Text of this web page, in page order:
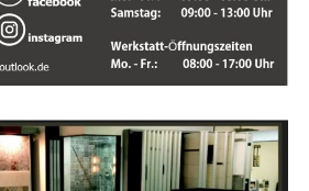
Bei T.I. Ser­
vice steht die
Dach­sa­nie­
rung und
Abdich­tung
aller Art im
Fokus. Von